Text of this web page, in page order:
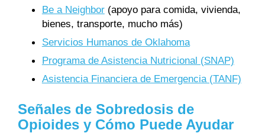
Be a Neighbor(apoyo para comida, vivienda,
bienes, transporte, mucho más)
Servicios Humanos de Oklahoma
Programa de Asistencia Nutricional (SNAP)
Asistencia Financiera de Emergencia (TANF)
Señales de Sobredosis de
Opioides y Cómo Puede Ayudar